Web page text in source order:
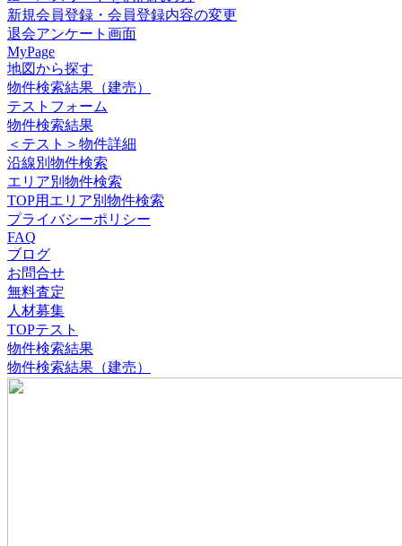
新規会員登録・会員登録内容の変更
退会アンケート画面
MyPage
地図から探す
物件検索結果（建売）
テストフォーム
物件検索結果
＜テスト＞物件詳細
沿線別物件検索
エリア別物件検索
TOP用エリア別物件検索
プライバシーポリシー
FAQ
ブログ
お問合せ
無料査定
人材募集
TOPテスト
物件検索結果
物件検索結果（建売）